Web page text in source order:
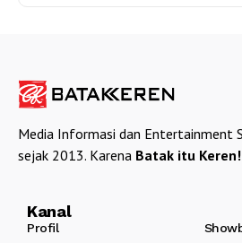
Media Informasi dan Entertainment
sejak 2013. Karena Batak itu Keren!
Kanal
Profil